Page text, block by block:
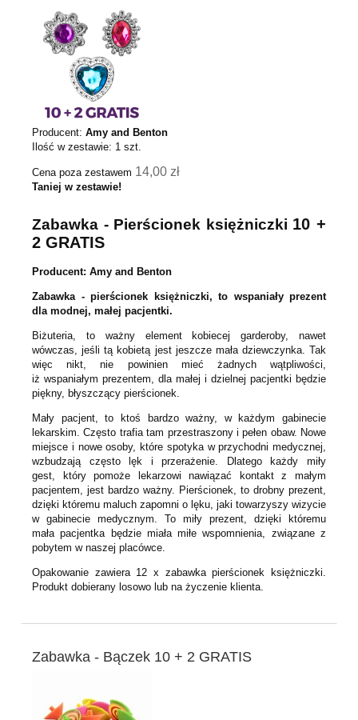
Producent: Amy and Benton
Ilość w zestawie: 1 szt.
Cena poza zestawem 14,00 zł
Taniej w zestawie!
Zabawka - Pierścionek księżniczki 10 +
2 GRATIS
Producent: Amy and Benton
Zabawka - pierścionek księżniczki, to wspaniały prezent
dla modnej, małej pacjentki.
Biżuteria, to ważny element kobiecej garderoby, nawet
wówczas, jeśli tą kobietą jest jeszcze mała dziewczynka. Tak
więc nikt, nie powinien mieć żadnych wątpliwości,
iż wspaniałym prezentem, dla małej i dzielnej pacjentki będzie
piękny, błyszczący pierścionek.
Mały pacjent, to ktoś bardzo ważny, w każdym gabinecie
lekarskim. Często trafia tam przestraszony i pełen obaw. Nowe
miejsce i nowe osoby, które spotyka w przychodni medycznej,
wzbudzają często lęk i przerażenie. Dlatego każdy miły
gest, który pomoże lekarzowi nawiązać kontakt z małym
pacjentem, jest bardzo ważny. Pierścionek, to drobny prezent,
dzięki któremu maluch zapomni o lęku, jaki towarzyszy wizycie
w gabinecie medycznym. To miły prezent, dzięki któremu
mała pacjentka będzie miała miłe wspomnienia, związane z
pobytem w naszej placówce.
Opakowanie zawiera 12 x zabawka pierścionek księżniczki.
Produkt dobierany losowo lub na życzenie klienta.
Zabawka - Bączek 10 + 2 GRATIS